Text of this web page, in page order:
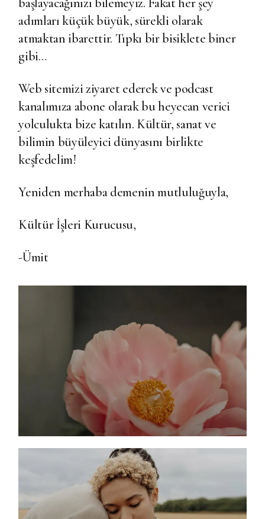
adımları küçük büyük, sürekli olarak
atmaktan ibarettir. Tıpkı bir bisiklete biner
gibi…
Web sitemizi ziyaret ederek ve podcast
kanalımıza abone olarak bu heyecan verici
yolculukta bize katılın. Kültür, sanat ve
bilimin büyüleyici dünyasını birlikte
keşfedelim!
Yeniden merhaba demenin mutluluğuyla,
Kültür İşleri Kurucusu,
-Ümit